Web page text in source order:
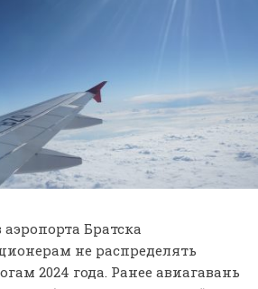
Братска
не распределять
2024 года. Ранее авиагавань